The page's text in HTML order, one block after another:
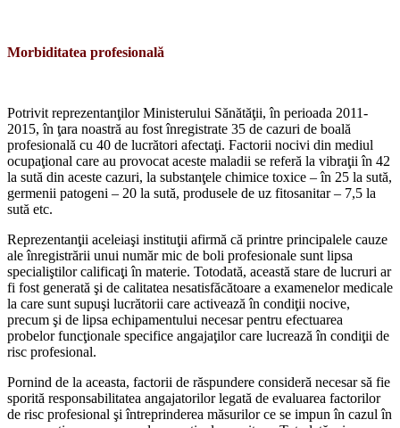
Morbiditatea profesională
Potrivit reprezentanţilor Ministerului Să­nătăţii, în perioada 2011-
2015, în ţara noas­tră au fost înregistrate 35 de cazuri de boală
profesională cu 40 de lucrători afectaţi. Fac­torii nocivi din mediul
ocupaţional care au provocat aceste maladii se referă la vibraţii în 42
la sută din aceste cazuri, la substanţele chimice toxice – în 25 la sută,
germenii pa­togeni – 20 la sută, produsele de uz fitosani­tar – 7,5 la
sută etc.
Reprezentanţii aceleiaşi instituţii afirmă că printre principalele cauze
ale înregis­trării unui număr mic de boli profesionale sunt lipsa
specialiştilor calificaţi în materie. Totodată, această stare de lucruri ar
fi fost generată şi de calitatea nesatisfăcătoare a examenelor medicale
la care sunt supuşi lucrătorii care activează în condiţii nocive,
precum şi de lipsa echipamentului necesar pentru efectuarea
probelor funcţionale spe­cifice angajaţilor care lucrează în condiţii de
risc profesional.
Pornind de la aceasta, factorii de răspun­dere consideră necesar să fie
sporită respon­sabilitatea angajatorilor legată de evaluarea factorilor
de risc profesional şi întreprinde­rea măsurilor ce se impun în cazul în